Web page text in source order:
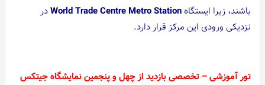
باشند، زیرا ایستگاهWorld Trade Centre Metro Stationدر
نزدیکی ورودی این مرکز قرار دارد.
تور آموزشی – تخصصی بازدید از چهل و پنجمین نمایشگاه جیتکس